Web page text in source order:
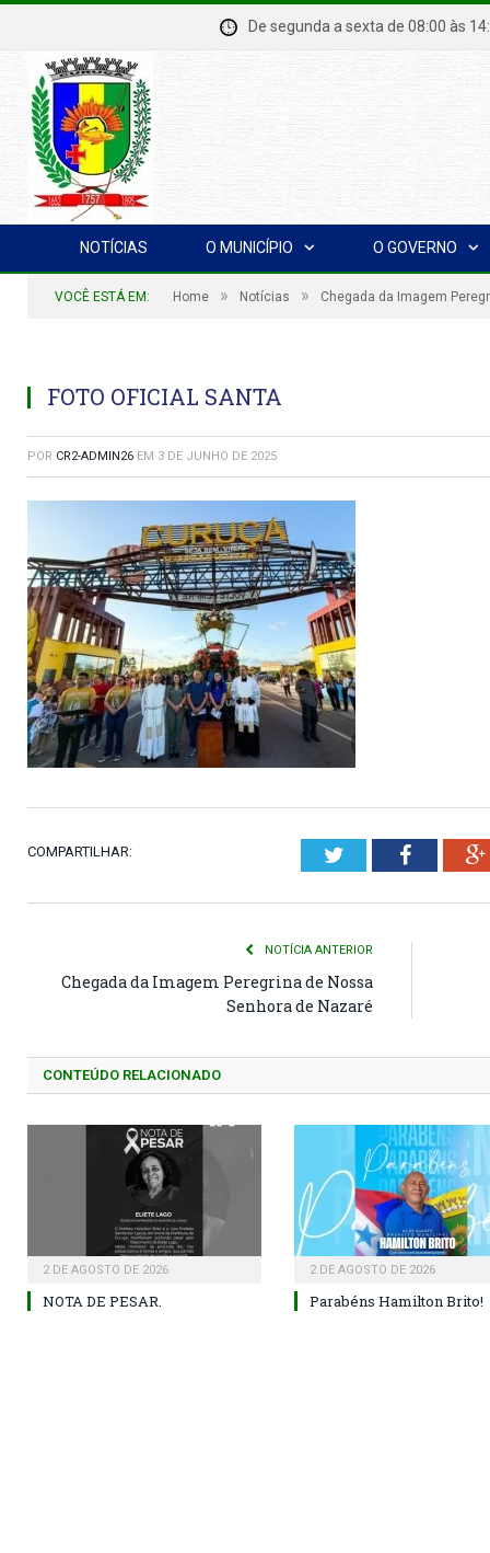
De segunda a sexta de 08:00
NOTÍCIAS O MUNICÍPIO O GOVERNO
VOCÊ ESTÁ EM: Home » Notícias » Chegada da Imagem
FOTO OFICIAL SANTA
POR CR2-ADMIN26 EM 3 DE JUNHO DE 2025
COMPARTILHAR: Twitter
NOTÍCIA ANTERIOR
Chegada da Imagem Peregrina de Nossa
Senhora de Nazaré
CONTEÚDO RELACIONADO
2 DE AGOSTO DE 2026
NOTA DE PESAR.
2 DE AGOSTO DE 2026
Parabéns Hamilton Brito!